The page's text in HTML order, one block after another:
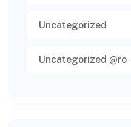
Uncategorized
Uncategorized @ro